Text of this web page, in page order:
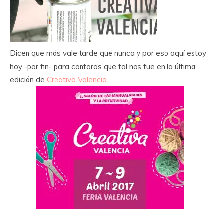
Dicen que más vale tarde que nunca y por eso aquí estoy
hoy -por fin- para contaros que tal nos fue en la última
edición de Creativa Valencia.